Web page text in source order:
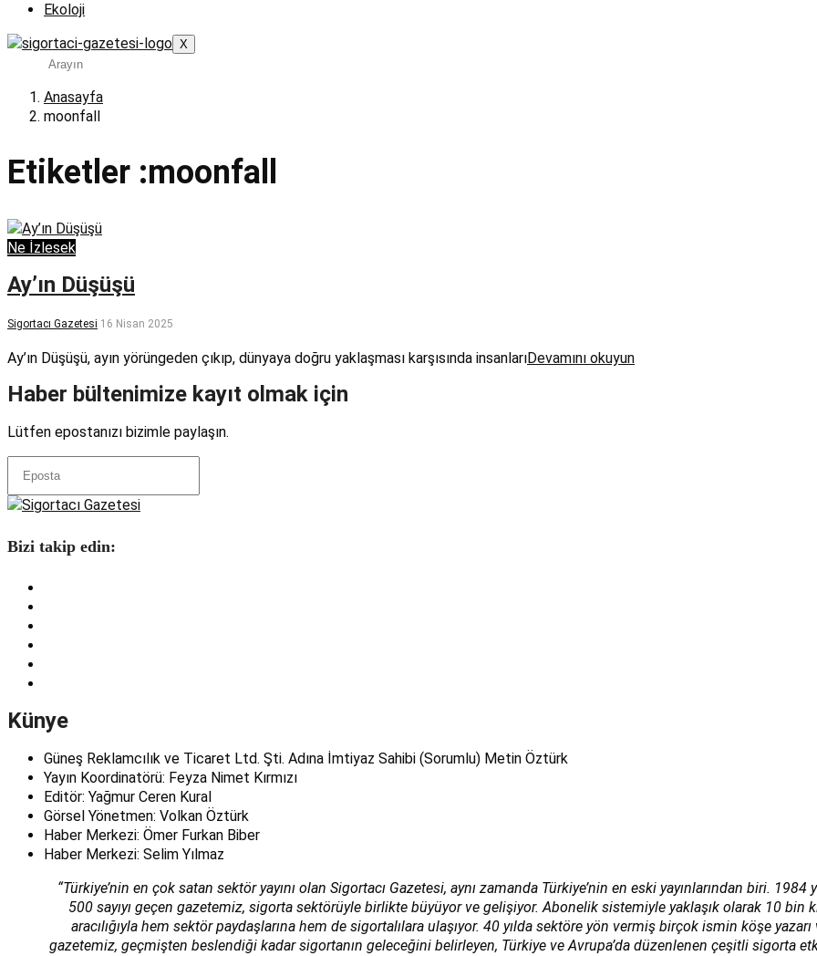
Ekoloji
X
Anasayfa
moonfall
Etiketler :moonfall
Ne İzlesek
Ay’ın Düşüşü
Sigortacı Gazetesi 16 Nisan 2025
Ay’ın Düşüşü, ayın yörüngeden çıkıp, dünyaya doğru yaklaşması karşısında insanlarıDevamını okuyun
Haber bültenimize kayıt olmak için
Lütfen epostanızı bizimle paylaşın.
Bizi takip edin:
Künye
Güneş Reklamcılık ve Ticaret Ltd. Şti. Adına İmtiyaz Sahibi (Sorumlu) Metin Öztürk
Yayın Koordinatörü: Feyza Nimet Kırmızı
Editör: Yağmur Ceren Kural
Görsel Yönetmen: Volkan Öztürk
Haber Merkezi: Ömer Furkan Biber
Haber Merkezi: Selim Yılmaz
“Türkiye’nin en çok satan sektör yayını olan Sigortacı Gazetesi, aynı zamanda Türkiye’nin en eski yayınlarından biri. 1984
500 sayıyı geçen gazetemiz, sigorta sektörüyle birlikte büyüyor ve gelişiyor. Abonelik sistemiyle yaklaşık olarak 10 bin
aracılığıyla hem sektör paydaşlarına hem de sigortalılara ulaşıyor. 40 yılda sektöre yön vermiş birçok ismin köşe
gazetemiz, geçmişten beslendiği kadar sigortanın geleceğini belirleyen, Türkiye ve Avrupa’da düzenlenen çeşitli sigorta